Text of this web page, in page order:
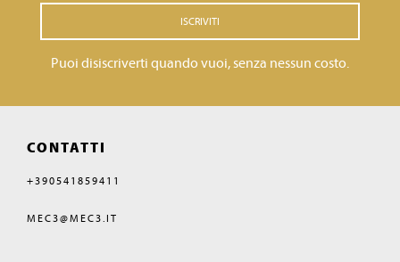
ISCRIVITI
Puoi disiscriverti quando vuoi, senza nessun costo.
CONTATTI
+390541859411
MEC3@MEC3.IT